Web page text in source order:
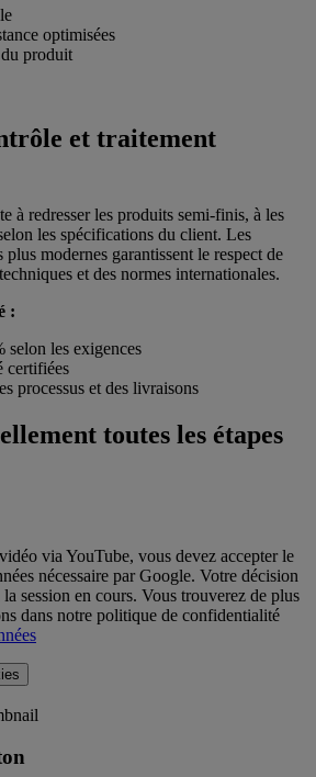
optimisées
produit
et traitement
à redresser les produits semi-finis, à les
les spécifications du client. Les
modernes garantissent le respect de
et des normes internationales.
:
selon les exigences
certifiées
processus et des livraisons
toutes les étapes
via YouTube, vous devez accepter le
nécessaire par Google. Votre décision
session en cours. Vous trouverez de plus
dans notre politique de confidentialité